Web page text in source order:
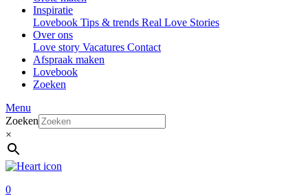
Inspiratie
Lovebook Tips & trends Real Love Stories
Over ons
Love story Vacatures Contact
Afspraak maken
Lovebook
Zoeken
Menu
Zoeken
×
0